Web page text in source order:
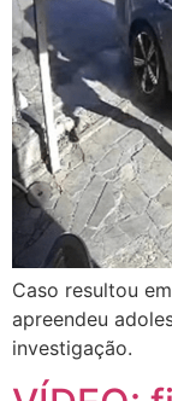
Caso resultou
apreendeu
investigação.